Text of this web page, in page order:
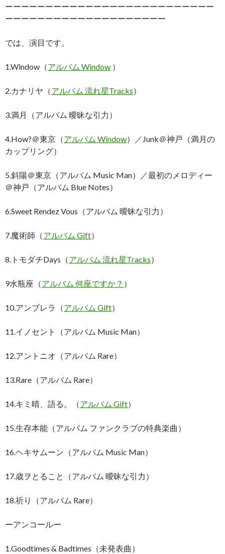
ーーーーーーーーーーーーーーーーーーーーーーーーーー
ーーーーーーーーーーーーーーーーーーーー
では、演目です。
1.Window（アルバム Window ）
2.カナリヤ（アルバム 流れ星Tracks）
3.満月（アルバム 曖昧な引力）
4.How?＠東京（アルバム Window）／Junk＠神戸（満月の
カップリング）
5.斜陽＠東京（アルバム Music Man）／最初のメロディー
＠神戸（アルバム Blue Notes）
6.Sweet Rendez Vous（アルバム 曖昧な引力）
7.魔術師（アルバム Gift）
8.トモダチDays（アルバム 流れ星Tracks）
9水瓶座（アルバム 何座ですか？ ）
10.アンブレラ（アルバム Gift）
11.イノセント（アルバム Music Man）
12.アントニオ（アルバム Rare）
13.Rare（アルバム Rare）
14.キミ晴、語る。（アルバム Gift）
15.生存本能（アルバム ファンクラブの特典楽曲）
16.ヘキサムーン（アルバム Music Man）
17.歳ヲとること（アルバム 曖昧な引力）
18.祈り（アルバム Rare）
ーアンコールー
1.Goodtimes & Badtimes（未発表曲）